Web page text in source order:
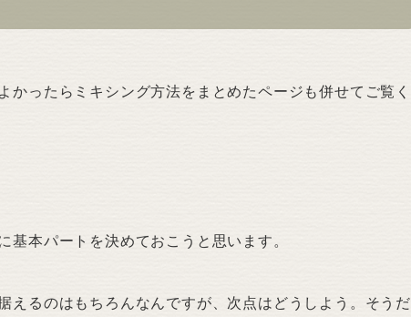
かったらミキシング方法をまとめたページも併せてご覧く
基本パートを決めておこうと思います。
えるのはもちろんなんですが、次点はどうしよう。そうだ